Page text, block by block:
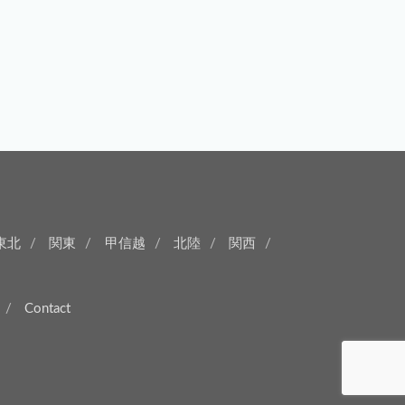
北 関東 甲信越 北陸
関西
Contact